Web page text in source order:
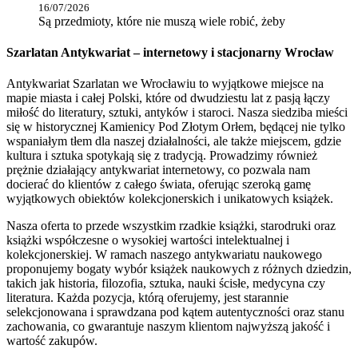
16/07/2026
Są przedmioty, które nie muszą wiele robić, żeby
Szarlatan Antykwariat – internetowy i stacjonarny Wrocław
Antykwariat Szarlatan we Wrocławiu to wyjątkowe miejsce na
mapie miasta i całej Polski, które od dwudziestu lat z pasją łączy
miłość do literatury, sztuki, antyków i staroci. Nasza siedziba mieści
się w historycznej Kamienicy Pod Złotym Orłem, będącej nie tylko
wspaniałym tłem dla naszej działalności, ale także miejscem, gdzie
kultura i sztuka spotykają się z tradycją. Prowadzimy również
prężnie działający antykwariat internetowy, co pozwala nam
docierać do klientów z całego świata, oferując szeroką gamę
wyjątkowych obiektów kolekcjonerskich i unikatowych książek.
Nasza oferta to przede wszystkim rzadkie książki, starodruki oraz
książki współczesne o wysokiej wartości intelektualnej i
kolekcjonerskiej. W ramach naszego antykwariatu naukowego
proponujemy bogaty wybór książek naukowych z różnych dziedzin,
takich jak historia, filozofia, sztuka, nauki ścisłe, medycyna czy
literatura. Każda pozycja, którą oferujemy, jest starannie
selekcjonowana i sprawdzana pod kątem autentyczności oraz stanu
zachowania, co gwarantuje naszym klientom najwyższą jakość i
wartość zakupów.